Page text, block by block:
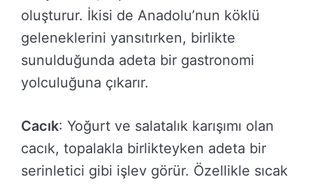
oluşturur. İkisi de Anadolu’nun köklü
geleneklerini yansıtırken, birlikte
sunulduğunda adeta bir gastronomi
yolculuğuna çıkarır.
Cacık: Yoğurt ve salatalık karışımı olan
cacık, topalakla birlikteyken adeta bir
serinletici gibi işlev görür. Özellikle sıcak